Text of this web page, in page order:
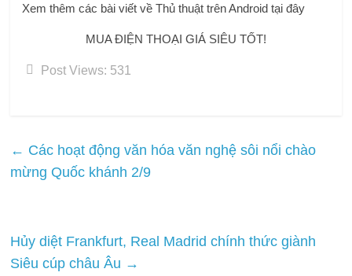
Xem thêm các bài viết về Thủ thuật trên Android tại đây
MUA ĐIỆN THOẠI GIÁ SIÊU TỐT!
Post Views: 531
← Các hoạt động văn hóa văn nghệ sôi nổi chào
mừng Quốc khánh 2/9
Hủy diệt Frankfurt, Real Madrid chính thức giành
Siêu cúp châu Âu →